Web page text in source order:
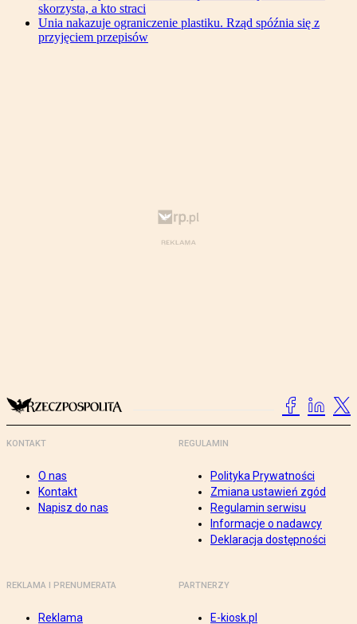
skorzysta, a kto straci
Unia nakazuje ograniczenie plastiku. Rząd spóźnia się z
przyjęciem przepisów
KONTAKT
O nas
Kontakt
Napisz do nas
REGULAMIN
Polityka Prywatności
Zmiana ustawień zgód
Regulamin serwisu
Informacje o nadawcy
Deklaracja dostępności
REKLAMA I PRENUMERATA
Reklama
PARTNERZY
E-kiosk.pl